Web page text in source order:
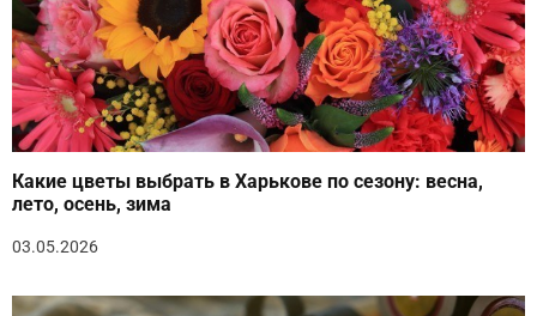
Какие цветы выбрать в Харькове по сезону: весна,
лето, осень, зима
03.05.2026